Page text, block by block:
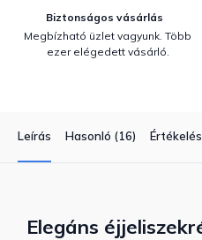
Biztonságos vásárlás
Megbízható üzlet vagyunk. Több
ezer elégedett vásárló.
Leírás Hasonló (16) Értékelés
Elegáns